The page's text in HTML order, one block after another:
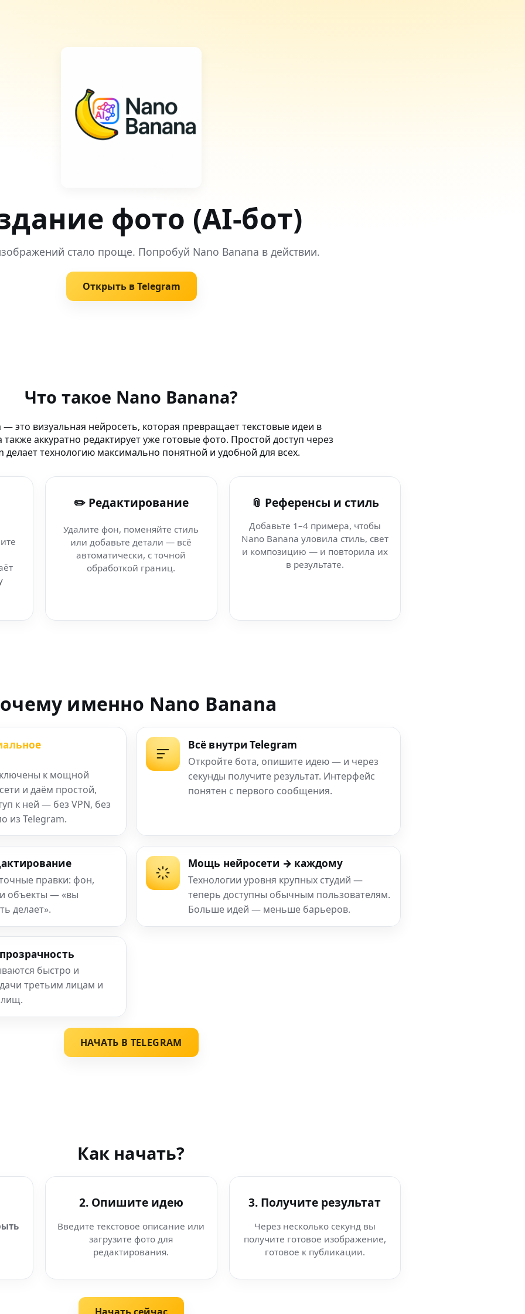
фото (AI-бот)
стало проще. Попробуй Nano Banana в действии.
Открыть в Telegram
для ai
для ai drawing
изображений
и арт
Что такое Nano Banana?
— это визуальная нейросеть, которая превращает текстовые идеи в
аккуратно редактирует уже готовые фото. Простой доступ через
делает технологию максимально понятной и удобной для всех.
✏️ Редактирование
Удалите фон, поменяйте стиль
или добавьте детали — всё
автоматически, с точной
обработкой границ.
📎 Референсы и стиль
Добавьте 1–4 примера, чтобы
Nano Banana уловила стиль, свет
и композицию — и повторила их
в результате.
именно Nano Banana
к мощной
и даём простой,
к ней — без VPN, без
из Telegram.
Всё внутри Telegram
Откройте бота, опишите идею — и через
секунды получите результат. Интерфейс
понятен с первого сообщения.
правки: фон,
объекты — «вы
делает».
Мощь нейросети → каждому
Технологии уровня крупных студий —
теперь доступны обычным пользователям.
Больше идей — меньше барьеров.
быстро и
третьим лицам и
НАЧАТЬ В TELEGRAM
Как начать?
2. Опишите идею
Введите текстовое описание или
загрузите фото для
редактирования.
3. Получите результат
Через несколько секунд вы
получите готовое изображение,
готовое к публикации.